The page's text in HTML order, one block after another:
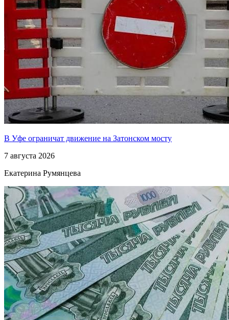
В Уфе ограничат движение на Затонском мосту
7 августа 2026
Екатерина Румянцева